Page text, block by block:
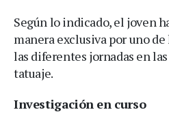
Según lo indicado, el joven
manera exclusiva por uno
las diferentes jornadas en
tatuaje.
Investigación en curso